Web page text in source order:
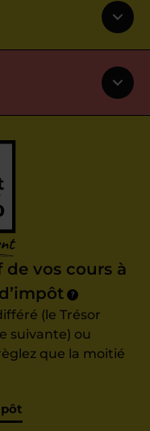
de vos cours à
?
(le Trésor
suivante) ou
que la moitié